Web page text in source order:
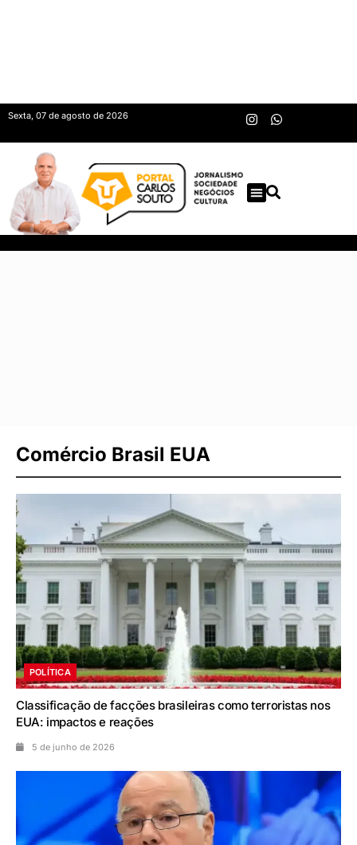
Sexta, 07 de agosto de 2026
Comércio Brasil EUA
POLÍTICA
Classificação de facções brasileiras como terroristas nos
EUA: impactos e reações
5 de junho de 2026